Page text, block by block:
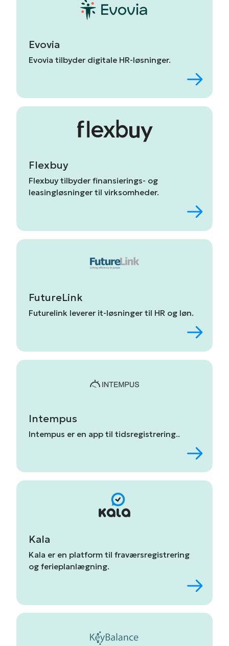
Evovia
Evovia tilbyder digitale HR-løsninger.
Flexbuy
Flexbuy tilbyder finansierings- og
leasingløsninger til virksomheder.
FutureLink
Futurelink leverer it-løsninger til HR og løn.
Intempus
Intempus er en app til tidsregistrering..
Kala
Kala er en platform til fraværsregistrering
og ferieplanlægning.